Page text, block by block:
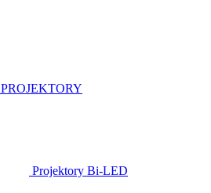
PROJEKTORY
Projektory Bi-LED